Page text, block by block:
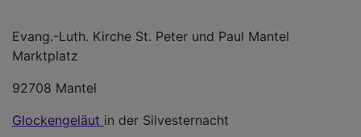
Evang.-Luth. Kirche St. Peter und Paul Mantel
Marktplatz
92708 Mantel
Glockengeläut in der Silvesternacht